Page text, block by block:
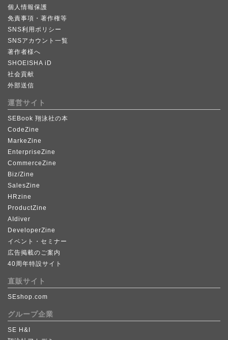
個人情報保護
免責事項・著作権等
SNS利用ポリシー
SNSアカウント一覧
著作者様へ
SHOEISHA iD
社会貢献
外部送信
運営サイト
SEBook 翔泳社の本
CodeZine
MarkeZine
EnterpriseZine
CommerceZine
Biz/Zine
SalesZine
HRzine
ProductZine
AIdiver
DeveloperZine
イベント・セミナー
広告掲載のご案内
40周年特設サイト
直販サイト
SEshop.com
グループ企業
SE H&I